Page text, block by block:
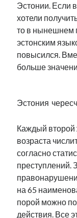
Эстонии. Если
хотели
то в нынешнем
эстонским
повысился.
больше
Эстония
Каждый второй
возраста
согласно
преступлений.
на 65
порой можно
действия. Все